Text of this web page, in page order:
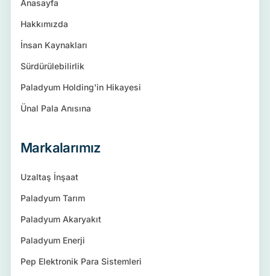
Anasayfa
Hakkımızda
İnsan Kaynakları
Sürdürülebilirlik
Paladyum Holding'in Hikayesi
Ünal Pala Anısına
Markalarımız
Uzaltaş İnşaat
Paladyum Tarım
Paladyum Akaryakıt
Paladyum Enerji
Pep Elektronik Para Sistemleri